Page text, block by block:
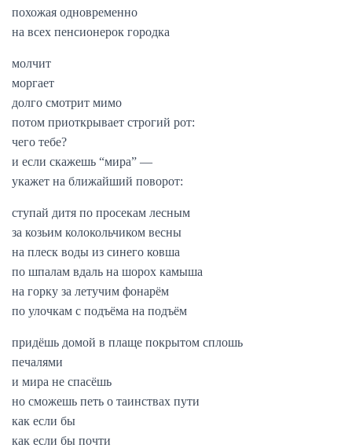
похожая одновременно
на всех пенсионерок городка
молчит
моргает
долго смотрит мимо
потом приоткрывает строгий рот:
чего тебе?
и если скажешь “мира” —
укажет на ближайший поворот:
ступай дитя по просекам лесным
за козьим колокольчиком весны
на плеск воды из синего ковша
по шпалам вдаль на шорох камыша
на горку за летучим фонарём
по улочкам с подъёма на подъём
придёшь домой в плаще покрытом сплошь
печалями
и мира не спасёшь
но сможешь петь о таинствах пути
как если бы
как если бы почти